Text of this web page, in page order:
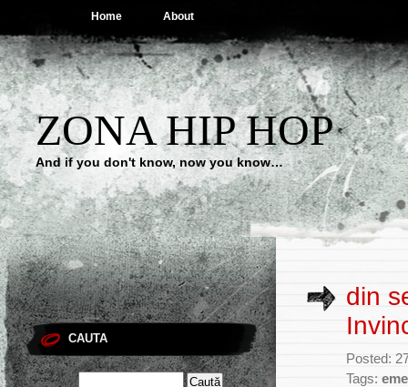
Home About
ZONA HIP HOP
And if you don't know, now you know…
CAUTA
din
Posted:
Tags: